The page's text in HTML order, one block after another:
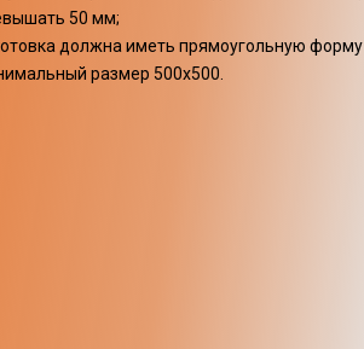
50 мм;
должна иметь прямоугольную форму
размер 500х500.